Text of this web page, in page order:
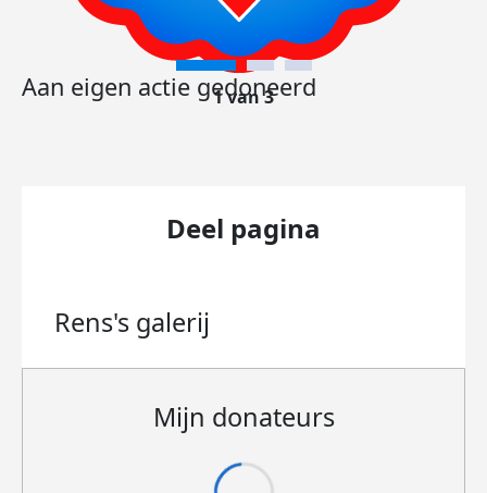
Aan eigen actie gedoneerd
1 van 3
Deel pagina
Rens's galerij
Mijn donateurs